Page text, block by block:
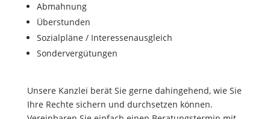
Abmahnung
Überstunden
Sozialpläne / Interessenausgleich
Sondervergütungen
Unsere Kanzlei berät Sie gerne dahingehend, wie Sie
Ihre Rechte sichern und durchsetzen können.